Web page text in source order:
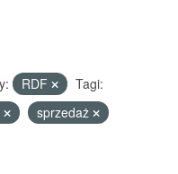
RDF
Tagi:
sprzedaż